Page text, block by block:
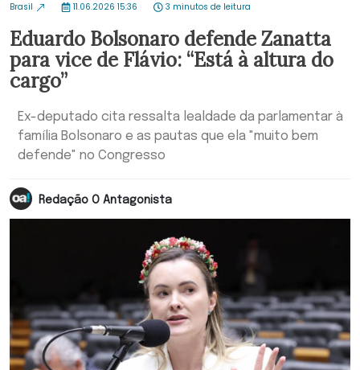
Brasil 11.06.2026 15:36 3 minutos de leitura
Eduardo Bolsonaro defende Zanatta
para vice de Flávio: “Está à altura do
cargo”
Ex-deputado cita ressalta lealdade da parlamentar à
família Bolsonaro e as pautas que ela "muito bem
defende" no Congresso
Redação O Antagonista